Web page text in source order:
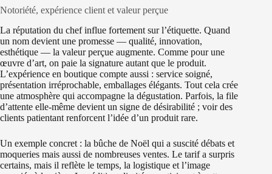
Notoriété, expérience client et valeur perçue
La réputation du chef influe fortement sur l’étiquette. Quand
un nom devient une promesse — qualité, innovation,
esthétique — la valeur perçue augmente. Comme pour une
œuvre d’art, on paie la signature autant que le produit.
L’expérience en boutique compte aussi : service soigné,
présentation irréprochable, emballages élégants. Tout cela crée
une atmosphère qui accompagne la dégustation. Parfois, la file
d’attente elle‑même devient un signe de désirabilité ; voir des
clients patientant renforcent l’idée d’un produit rare.
Un exemple concret : la bûche de Noël qui a suscité débats et
moqueries mais aussi de nombreuses ventes. Le tarif a surpris
certains, mais il reflète le temps, la logistique et l’image